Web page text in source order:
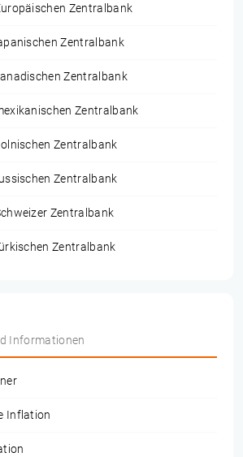
Zentralbank
Zentralbank
Zentralbank
Zentralbank
Zentralbank
Zentralbank
Zentralbank
Zentralbank
Informationen
Inflation